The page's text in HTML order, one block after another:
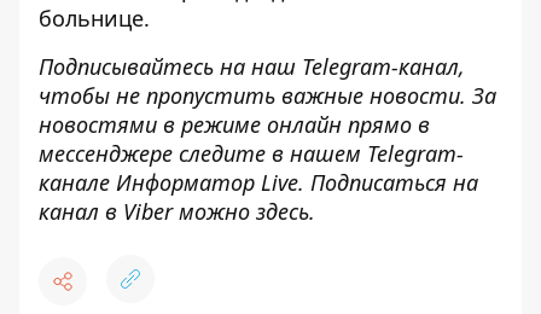
больнице.
Подписывайтесь на наш Telegram-канал,
чтобы не пропустить важные новости. За
новостями в режиме онлайн прямо в
мессенджере следите в нашем Telegram-
канале Информатор Live. Подписаться на
канал в Viber можно здесь.